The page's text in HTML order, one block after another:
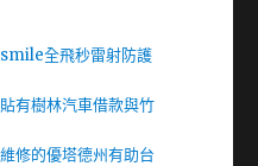
全飛秒雷射防護
有樹林汽車借款與竹
修的優塔德州有助台